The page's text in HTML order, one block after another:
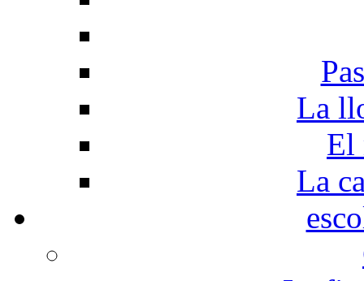
La
El
La